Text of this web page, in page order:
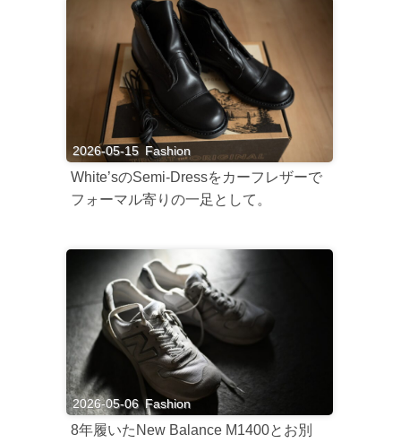
2026-05-15 Fashion
White’sのSemi-Dressをカーフレザーで
フォーマル寄りの一足として。
2026-05-06 Fashion
8年履いたNew Balance M1400とお別